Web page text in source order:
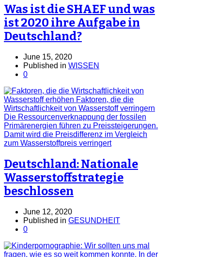
Was ist die SHAEF und was
ist 2020 ihre Aufgabe in
Deutschland?
June 15, 2020
Published in WISSEN
0
Deutschland: Nationale
Wasserstoffstrategie
beschlossen
June 12, 2020
Published in GESUNDHEIT
0